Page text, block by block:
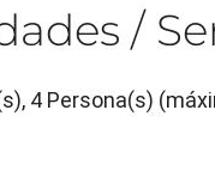
/
4 Persona(s)